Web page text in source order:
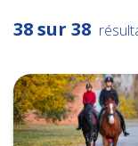
38 sur 38